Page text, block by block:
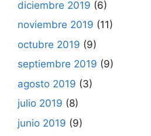
diciembre 2019 (6)
noviembre 2019 (11)
octubre 2019 (9)
septiembre 2019 (9)
agosto 2019 (3)
julio 2019 (8)
junio 2019 (9)